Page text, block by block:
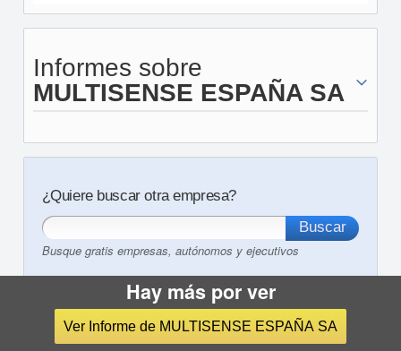
Informes sobre
MULTISENSE ESPAÑA SA
¿Quiere buscar otra empresa?
Busque gratis empresas, autónomos y ejecutivos
Otros servicios de eInforma:
Informes comerciales Cif nif
Segmentación de empresas
Hay más por ver
Ver Informe de MULTISENSE ESPAÑA SA